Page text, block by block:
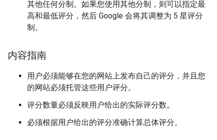
其他任何分制。如果您使用其他分制，则可以指定最
高和最低评分，然后 Google 会将其调整为 5 星评分
制。
内容指南
用户必须能够在您的网站上发布自己的评分，并且您
的网站必须托管这些用户评分。
评分数量必须反映用户给出的实际评分数。
必须根据用户给出的评分准确计算总体评分。